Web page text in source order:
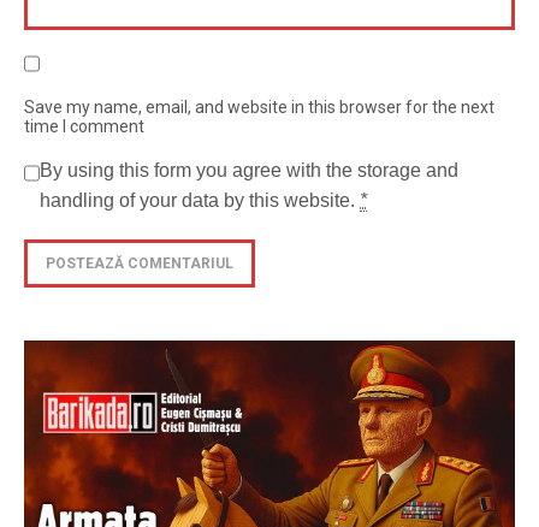
Save my name, email, and website in this browser for the next
time I comment
By using this form you agree with the storage and
handling of your data by this website. *